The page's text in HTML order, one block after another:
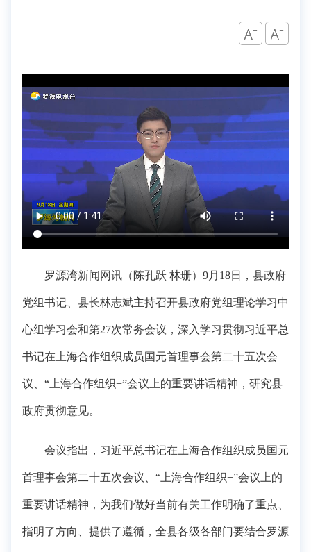
罗源湾新闻网讯（陈孔跃 林珊）9月18日，县政府
党组书记、县长林志斌主持召开县政府党组理论学习中
心组学习会和第27次常务会议，深入学习贯彻习近平总
书记在上海合作组织成员国元首理事会第二十五次会
议、“上海合作组织+”会议上的重要讲话精神，研究县
政府贯彻意见。
会议指出，习近平总书记在上海合作组织成员国元
首理事会第二十五次会议、“上海合作组织+”会议上的
重要讲话精神，为我们做好当前有关工作明确了重点、
指明了方向、提供了遵循，全县各级各部门要结合罗源